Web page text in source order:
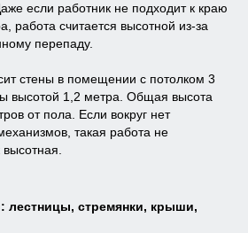
если работник не подходит к краю
работа считается высотной из-за
перепаду.
стены в помещении с потолком 3
высотой 1,2 метра. Общая высота
от пола. Если вокруг нет
такая работа не
лестницы, стремянки, крыши,